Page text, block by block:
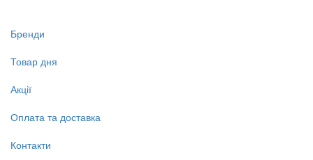
Бренди
Товар дня
Акції
Оплата та доставка
Контакти